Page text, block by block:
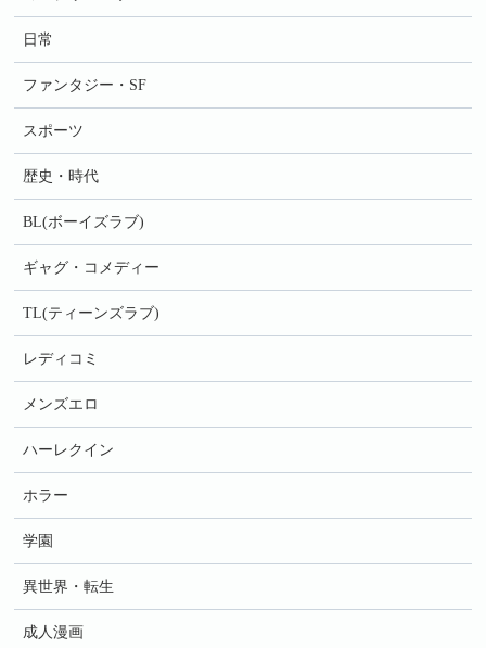
日常
ファンタジー・SF
スポーツ
歴史・時代
BL(ボーイズラブ)
ギャグ・コメディー
TL(ティーンズラブ)
レディコミ
メンズエロ
ハーレクイン
ホラー
学園
異世界・転生
成人漫画